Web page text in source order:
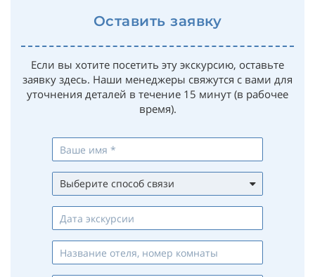
Оставить заявку
Если вы хотите посетить эту экскурсию, оставьте
заявку здесь. Наши менеджеры свяжутся с вами для
уточнения деталей в течение 15 минут (в рабочее
время).
Выберите способ связи